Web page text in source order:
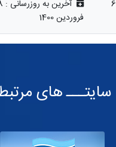
6
آخرین به روزرسانی :
فروردین 1400
سایتـــ های